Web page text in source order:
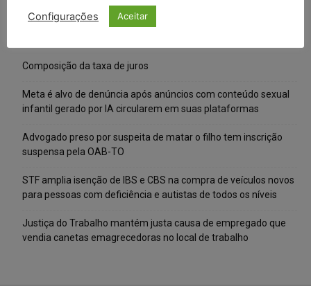
Composição da taxa de juros
Meta é alvo de denúncia após anúncios com conteúdo sexual
infantil gerado por IA circularem em suas plataformas
Advogado preso por suspeita de matar o filho tem inscrição
suspensa pela OAB-TO
STF amplia isenção de IBS e CBS na compra de veículos novos
para pessoas com deficiência e autistas de todos os níveis
Justiça do Trabalho mantém justa causa de empregado que
vendia canetas emagrecedoras no local de trabalho
Configurações Aceitar